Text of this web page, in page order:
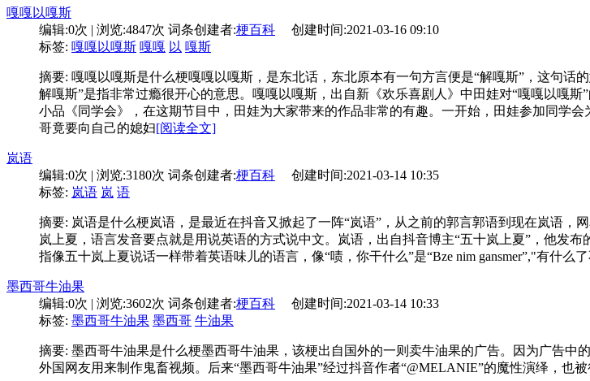
嘎嘎以嘎斯
编辑:0次 | 浏览:4847次 词条创建者:梗百科 创建时间:2021-03-16 09:10
标签: 嘎嘎以嘎斯 嘎嘎 以 嘎斯
摘要: 嘎嘎以嘎斯是什么梗嘎嘎以嘎斯，是东北话，东北原本有一句方言便是“解嘎斯”，这句
解嘎斯”是指非常过瘾很开心的意思。嘎嘎以嘎斯，出自新《欢乐喜剧人》中田娃对“嘎嘎以嘎
小品《同学会》，在这期节目中，田娃为大家带来的作品非常的有趣。一开始，田娃参加同学
哥竟要向自己的媳妇[阅读全文]
岚语
编辑:0次 | 浏览:3180次 词条创建者:梗百科 创建时间:2021-03-14 10:35
标签: 岚语 岚 语
摘要: 岚语是什么梗岚语，是最近在抖音又掀起了一阵“岚语”，从之前的郭言郭语到现在岚语
岚上夏，语言发音要点就是用说英语的方式说中文。岚语，出自抖音博主“五十岚上夏”，他发
指像五十岚上夏说话一样带着英语味儿的语言，像“啧，你干什么”是“Bze nim gansmer”,"有什么
墨西哥牛油果
编辑:0次 | 浏览:3602次 词条创建者:梗百科 创建时间:2021-03-14 10:33
标签: 墨西哥牛油果 墨西哥 牛油果
摘要: 墨西哥牛油果是什么梗墨西哥牛油果，该梗出自国外的一则卖牛油果的广告。因为广告中
外国网友用来制作鬼畜视频。后来“墨西哥牛油果”经过抖音作者“@MELANIE”的魔性演绎，也